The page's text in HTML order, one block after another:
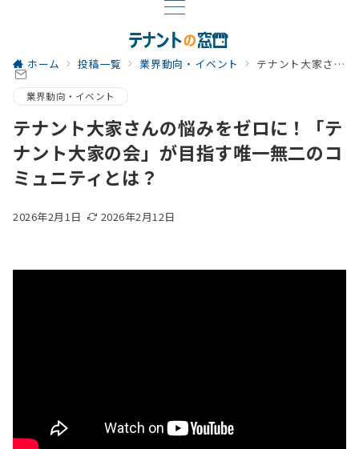
ホーム 投稿一覧 業界動向・イベント テナント大家さんの悩みをゼロに！「テナント大家の会」が目指す唯一無二のコミュニティとは？
業界動向・イベント
テナント大家さんの悩みをゼロに！「テ
ナント大家の会」が目指す唯一無二のコ
ミュニティとは？
2026年2月1日 2026年2月12日